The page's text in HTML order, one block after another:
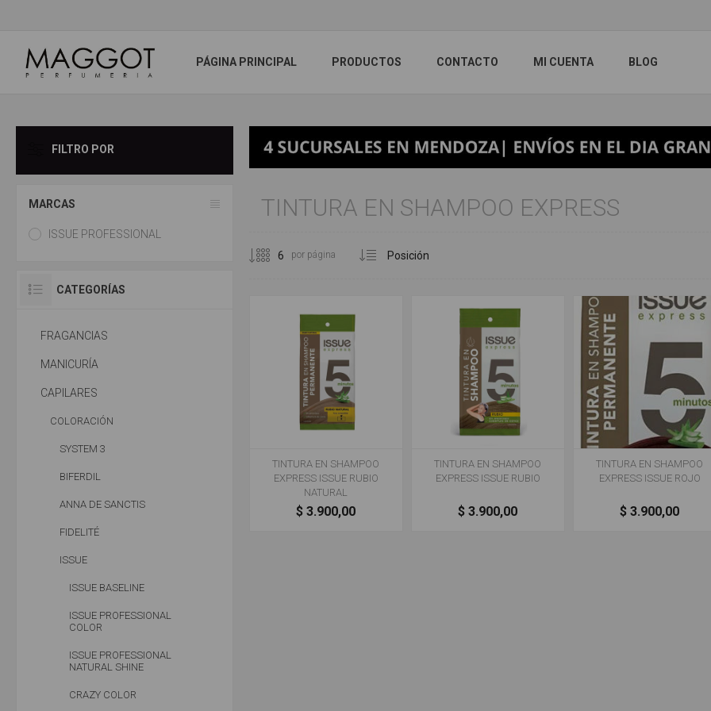
PÁGINA PRINCIPAL PRODUCTOS CONTACTO MI CUENTA BLOG
TINTURA EN SHAMPOO EXPRESS
por página
TINTURA EN SHAMPOO
EXPRESS ISSUE RUBIO
NATURAL
$ 3.900,00
TINTURA EN SHAMPOO
EXPRESS ISSUE RUBIO
$ 3.900,00
TINTURA EN SHAMPOO
EXPRESS ISSUE ROJO
$ 3.900,00
FILTRO POR
MARCAS
ISSUE PROFESSIONAL
CATEGORÍAS
FRAGANCIAS
MANICURÍA
CAPILARES
COLORACIÓN
SYSTEM 3
BIFERDIL
ANNA DE SANCTIS
FIDELITÉ
ISSUE
ISSUE BASELINE
ISSUE PROFESSIONAL
COLOR
ISSUE PROFESSIONAL
NATURAL SHINE
CRAZY COLOR